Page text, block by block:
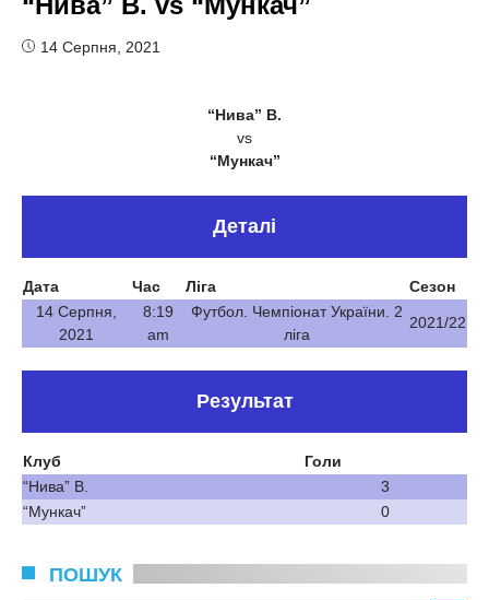
14 Серпня, 2021
“Нива” В.
vs
“Мункач”
Деталі
Дата Час Ліга
Сезон
14 Серпня,
2021
8:19
am
Футбол. Чемпіонат України. 2
ліга
2021/22
Результат
Клуб
Голи
“Нива” В.
3
“Мункач”
0
ПОШУК